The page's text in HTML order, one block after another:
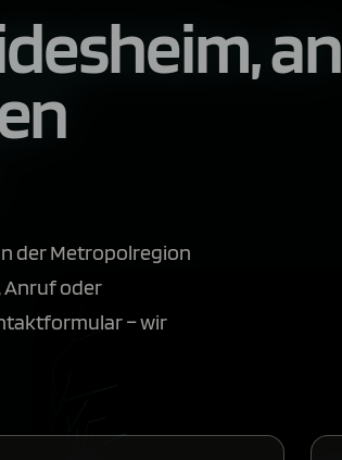
an
der Metropolregion
Anruf oder
– wir